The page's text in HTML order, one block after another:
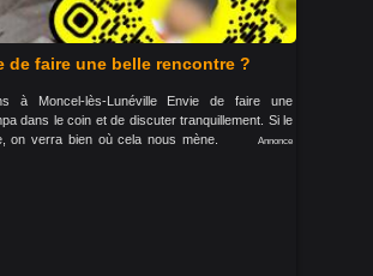
de faire une belle rencontre ?
à Moncel-lès-Lunéville Envie de faire une
dans le coin et de discuter tranquillement. Si le
on verra bien où cela nous mène.
Annonce